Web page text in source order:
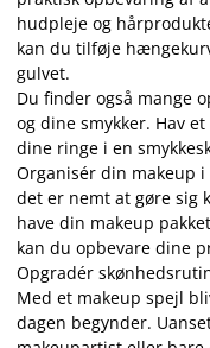
hudpleje og
kan du tilføje
gulvet.
Du finder også mange
og dine smykker. Hav
dine ringe i en
Organisér din makeup
det er nemt at gøre sig
have din makeup
kan du opbevare dine
Opgradér
Med et makeup spejl
dagen begynder.